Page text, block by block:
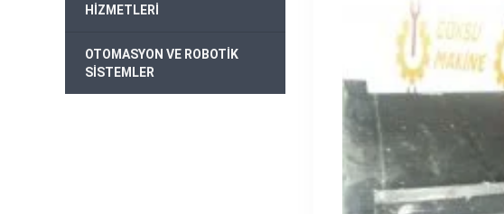
HİZMETLERİ
OTOMASYON VE ROBOTİK
SİSTEMLER